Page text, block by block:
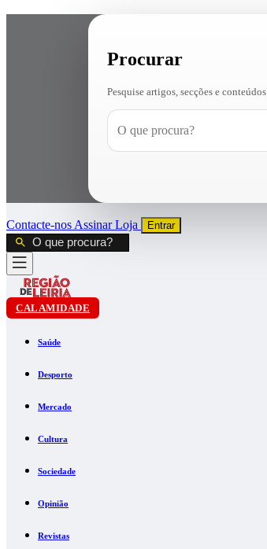
Procurar
Pesquise artigos, secções e conteúdos
Contacte-nos AssinarLoja Entrar
CALAMIDADE
Saúde
Desporto
Mercado
Cultura
Sociedade
Opinião
Revistas